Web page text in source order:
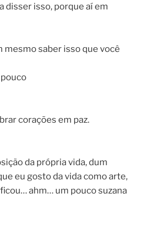
disser isso, porque aí em
mesmo saber isso que você
corações em paz.
da própria vida, dum
eu gosto da vida como arte,
ahm… um pouco suzana